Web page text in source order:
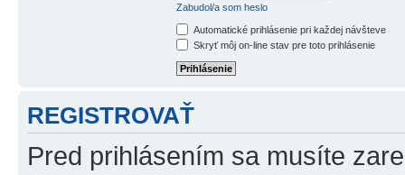
Zabudol/a som heslo
Automatické prihlásenie pri každej návšteve
Skryť môj on-line stav pre toto prihlásenie
REGISTROVAŤ
Pred prihlásením sa musíte